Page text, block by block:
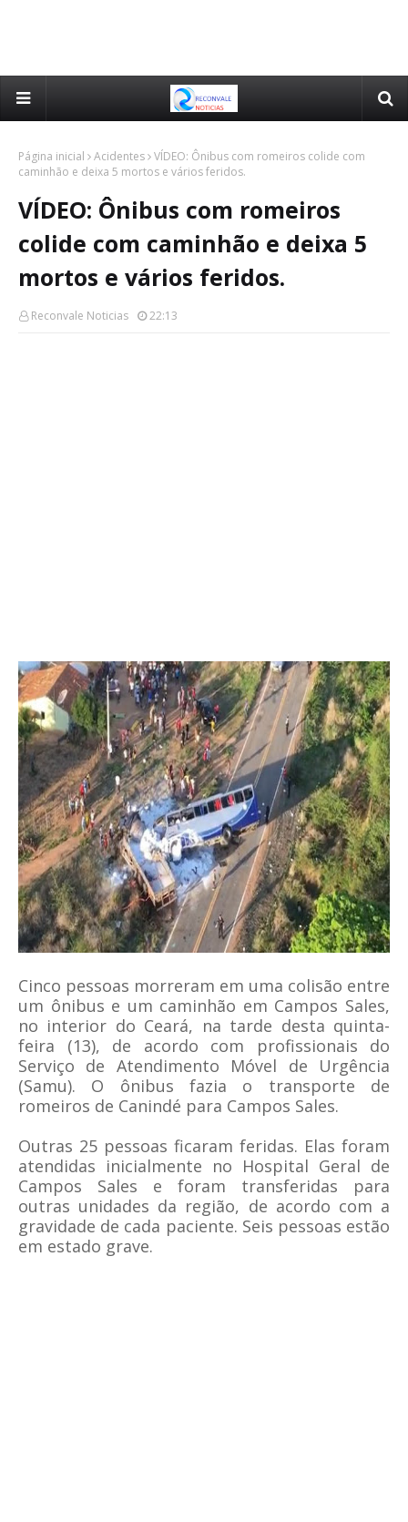
Página inicial Acidentes VÍDEO: Ônibus com romeiros colide com
caminhão e deixa 5 mortos e vários feridos.
VÍDEO: Ônibus com romeiros
colide com caminhão e deixa 5
mortos e vários feridos.
Reconvale Noticias 22:13
Cinco pessoas morreram em uma colisão entre
um ônibus e um caminhão em Campos Sales,
no interior do Ceará, na tarde desta quinta-
feira (13), de acordo com profissionais do
Serviço de Atendimento Móvel de Urgência
(Samu). O ônibus fazia o transporte de
romeiros de Canindé para Campos Sales.
Outras 25 pessoas ficaram feridas. Elas foram
atendidas inicialmente no Hospital Geral de
Campos Sales e foram transferidas para
outras unidades da região, de acordo com a
gravidade de cada paciente. Seis pessoas estão
em estado grave.